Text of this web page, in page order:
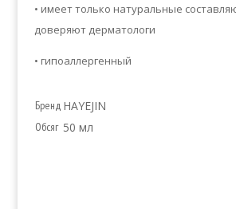
• имеет только натуральные
доверяют дерматологи
• гипоаллергенный
Бренд HAYEJIN
Обсяг 50 мл